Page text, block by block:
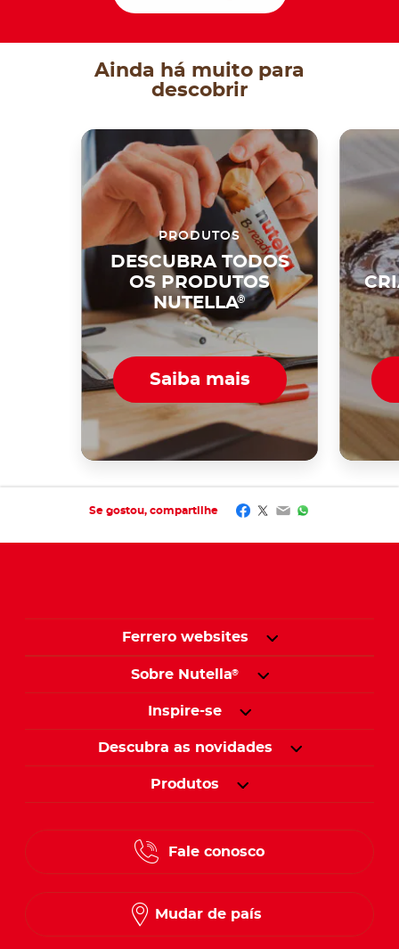
Ainda há muito para
descobrir
PRODUTOS
DESCUBRA TODOS
OS PRODUTOS
NUTELLA®
Saiba mais
Se gostou, compartilhe​ Facebook
Twitter
EmailWhatsApp
Ferrero websites
Sobre Nutella®
Inspire-se
Descubra as novidades
Produtos
Fale conosco
Mudar de país